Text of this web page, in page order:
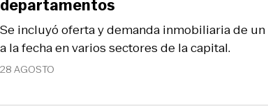
28 AGOSTO
Se incluyó oferta y demanda inmobiliaria de
a la fecha en varios sectores de la capital.
departamentos